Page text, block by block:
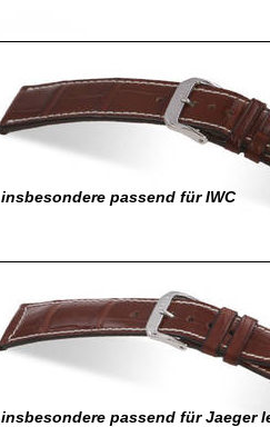
insbesondere passend für IWC
insbesondere passend für Jaeger